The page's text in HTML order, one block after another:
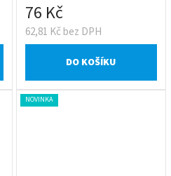
62,81 Kč bez DPH
76 Kč
DO KOŠÍKU
NOVINKA